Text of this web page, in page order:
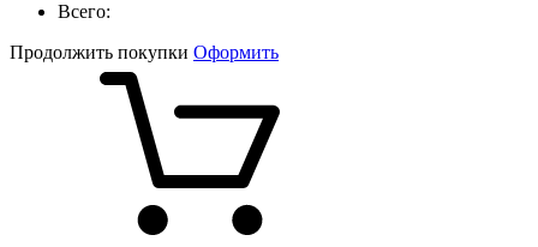
Всего:
Продолжить покупки Оформить